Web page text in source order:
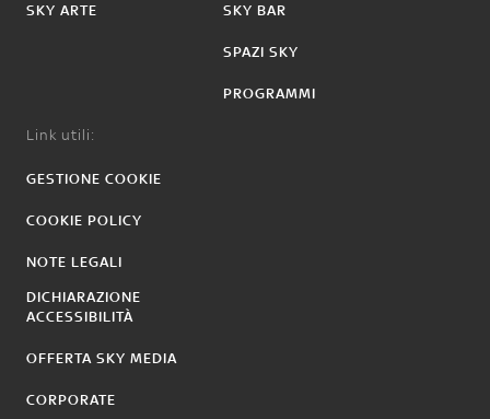
SKY ARTE SKY BAR
SPAZI SKY
PROGRAMMI
Link utili:
GESTIONE COOKIE
COOKIE POLICY
NOTE LEGALI
DICHIARAZIONE
ACCESSIBILITÀ
OFFERTA SKY MEDIA
CORPORATE